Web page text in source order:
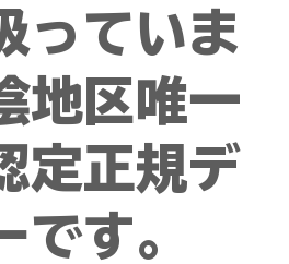
っていま
地区唯一
定正規デ
です。